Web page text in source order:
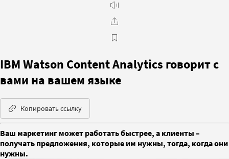
IBM Watson Content Analytics говорит с
вами на вашем языке
Копировать ссылку
Ваш маркетинг может работать быстрее, а клиенты –
получать предложения, которые им нужны, тогда, когда они
нужны.